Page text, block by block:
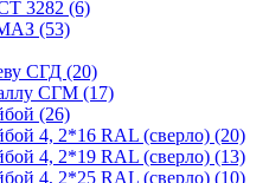
3282 (6)
(53)
СГД (20)
СГМ (17)
(26)
4, 2*16 RAL (сверло) (20)
4, 2*19 RAL (сверло) (13)
4, 2*25 RAL (сверло) (10)